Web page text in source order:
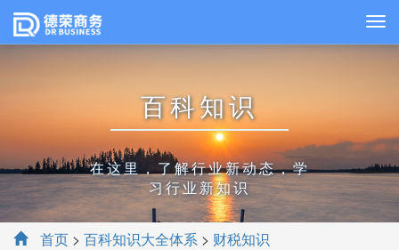
百科知识
在这里，了解行业新动态，学
习行业新知识
首页 > 百科知识大全体系 > 财税知识